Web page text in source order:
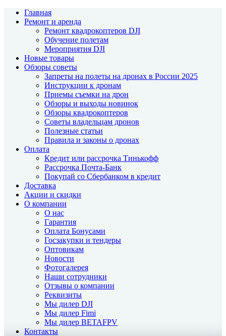
Главная
Ремонт и аренда
Ремонт квадрокоптеров DJI
Обучение полетам
Мероприятия DJI
Новые товары
Обзоры советы
Запреты на полеты на дронах в России 2025
Инструкции к дронам
Приемы съемки на дрон
Обзоры и выходы новинок
Обзоры квадрокоптеров
Советы владельцам дронов
Полезные статьи
Правила и законы о дронах
Оплата
Кредит или рассрочка Тинькофф
Рассрочка Почта-Банк
Покупай со Сбербанком в кредит
Доставка
Акции и скидки
О компании
О нас
Гарантия
Оплата Бонусами
Госзакупки и тендеры
Оптовикам
Новости
Фотогалерея
Наши сотрудники
Отзывы о компании
Реквизиты
Мы дилер DJI
Мы дилер Fimi
Мы дилер BETAFPV
Контакты